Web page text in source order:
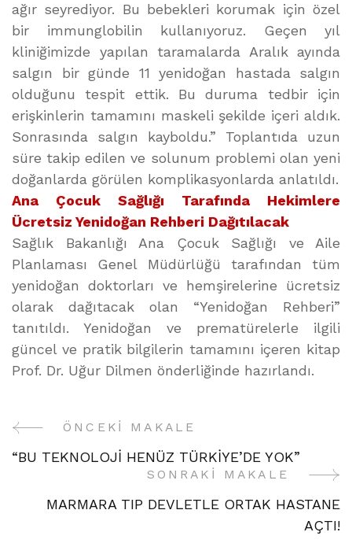
ağır seyrediyor. Bu bebekleri korumak için özel
bir immunglobilin kullanıyoruz. Geçen yıl
kliniğimizde yapılan taramalarda Aralık ayında
salgın bir günde 11 yenidoğan hastada salgın
olduğunu tespit ettik. Bu duruma tedbir için
erişkinlerin tamamını maskeli şekilde içeri aldık.
Sonrasında salgın kayboldu.” Toplantıda uzun
süre takip edilen ve solunum problemi olan yeni
doğanlarda görülen komplikasyonlarda anlatıldı.
Ana Çocuk Sağlığı Tarafında Hekimlere
Ücretsiz Yenidoğan Rehberi Dağıtılacak
Sağlık Bakanlığı Ana Çocuk Sağlığı ve Aile
Planlaması Genel Müdürlüğü tarafından tüm
yenidoğan doktorları ve hemşirelerine ücretsiz
olarak dağıtacak olan “Yenidoğan Rehberi”
tanıtıldı. Yenidoğan ve prematürelerle ilgili
güncel ve pratik bilgilerin tamamını içeren kitap
Prof. Dr. Uğur Dilmen önderliğinde hazırlandı.
YazıÖNCEKI MAKALE
“BU TEKNOLOJİ HENÜZ TÜRKİYE’DE YOK”
SONRAKI MAKALE
MARMARA TIP DEVLETLE ORTAK HASTANE
AÇTI!